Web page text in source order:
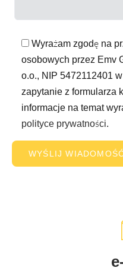
Wyrażam zgodę na
osobowych przez Emv
o.o., NIP 5472112401
zapytanie z formularza
informacje na temat
polityce prywatności.